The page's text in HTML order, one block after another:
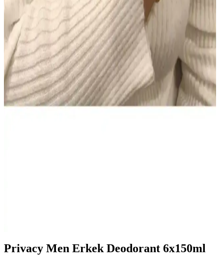
Colgate Sensitive Diş Macunu 75 ml 2'li Fırsat Seti –
Hassas Dişler için Beyazlatıcı Çözüm
Colgate Sensitive Diş Macunu 75 ml’lik iki tüp içeren Türkiye
kökenli set, hassas dişlere nazik beyazlatma sunar ve güvenli
kullanım sağlar. Evde düzenli kullanım için pratiktir; bazı
kullanıcılar kıvam ve köpürmede farklılık bildirir, genel memnuniyet
yüksek.
NIVEA Men Deep Impact El ve Vücut Kremi: Derin
Nem, Yağsız Ferahlık ve Erkeksi Koku
Privacy Men Erkek Deodorant 6x150ml